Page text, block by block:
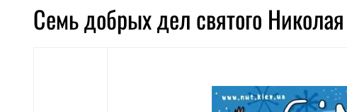
Семь добрых дел святого